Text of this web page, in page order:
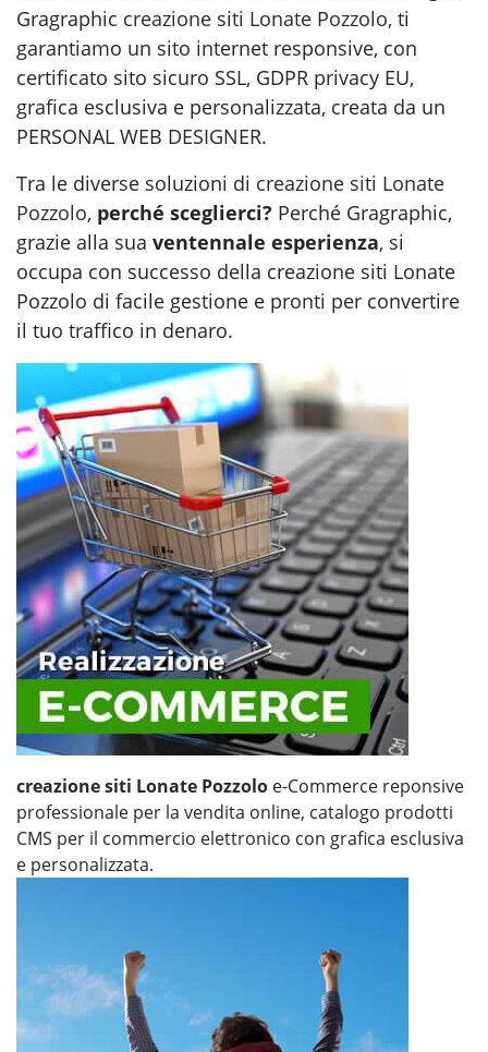
Gragraphic creazione siti Lonate Pozzolo, ti
garantiamo un sito internet responsive, con
certificato sito sicuro SSL, GDPR privacy EU,
grafica esclusiva e personalizzata, creata da un
PERSONAL WEB DESIGNER.
Tra le diverse soluzioni di creazione siti Lonate
Pozzolo, perché sceglierci? Perché Gragraphic,
grazie alla sua ventennale esperienza, si
occupa con successo della creazione siti Lonate
Pozzolo di facile gestione e pronti per convertire
il tuo traffico in denaro.
creazione siti Lonate Pozzolo e-Commerce reponsive
professionale per la vendita online, catalogo prodotti
CMS per il commercio elettronico con grafica esclusiva
e personalizzata.